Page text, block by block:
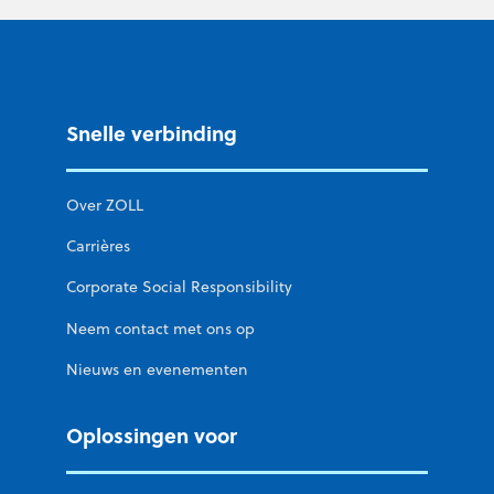
Snelle verbinding
Over ZOLL
Carrières
Corporate Social Responsibility
Neem contact met ons op
Nieuws en evenementen
Oplossingen voor